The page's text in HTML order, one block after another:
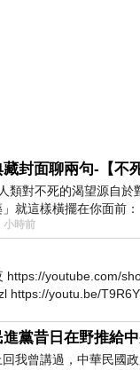
藏封面聊兩句-【不
類對不死的渴望源自於
」就這樣橫擺在你面前：
止衰老、痛覺消失…堪
小時前
https://youtube.com/
https://youtu.be/
進黨昔日在野推給
回我曾講過，中華民國